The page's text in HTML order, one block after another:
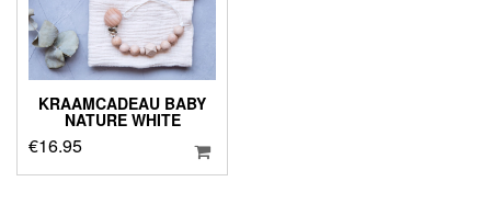
KRAAMCADEAU BABY
NATURE WHITE
€16.95